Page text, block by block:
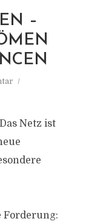
–
U
Netz ist
Forderung: